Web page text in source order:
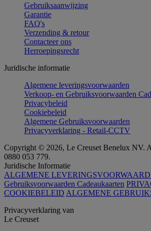
Gebruiksaanwijzing
Garantie
FAQ's
Verzending & retour
Contacteer ons
Herroepingsrecht
Juridische informatie
Algemene leveringsvoorwaarden
Verkoop- en Gebruiksvoorwaarden
Privacybeleid
Cookiebeleid
Algemene Gebruiksvoorwaarden
Privacyverklaring - Retail-CCTV
Copyright © 2026, Le Creuset Benelux NV.
0880 053 779.
Juridische Informatie
ALGEMENE
Gebruiksvoorwaarden Cadeaukaarten
COOKIEBELEID ALGEMENE
Privacyverklaring van
Le Creuset